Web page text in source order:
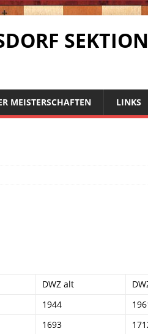
MEISTERSCHAFTEN LINKS
DWZ alt
1944
1693